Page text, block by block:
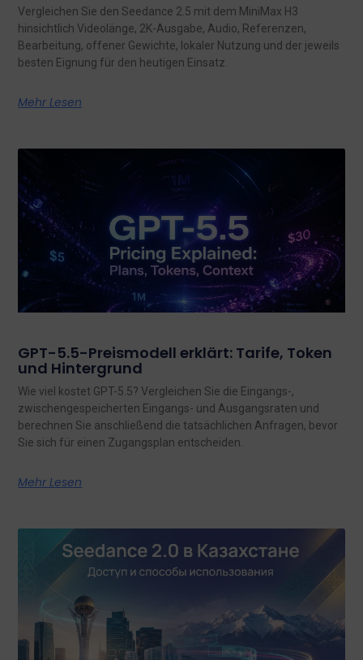
Vergleichen Sie den Seedance 2.5 mit dem MiniMax H3
hinsichtlich Videolänge, 2K-Ausgabe, Audio, Referenzen,
Bearbeitung, offener Gewichte, lokaler Nutzung und der jeweils
besten Eignung für den heutigen Einsatz.
Mehr Lesen
GPT-5.5-Preismodell erklärt: Tarife, Token
und Hintergrund
Wie viel kostet GPT-5.5? Vergleichen Sie die Eingangs-,
zwischengespeicherten Eingangs- und Ausgangsraten und
berechnen Sie anschließend die tatsächlichen Anfragen, bevor
Sie sich für einen Zugangsplan entscheiden.
Mehr Lesen